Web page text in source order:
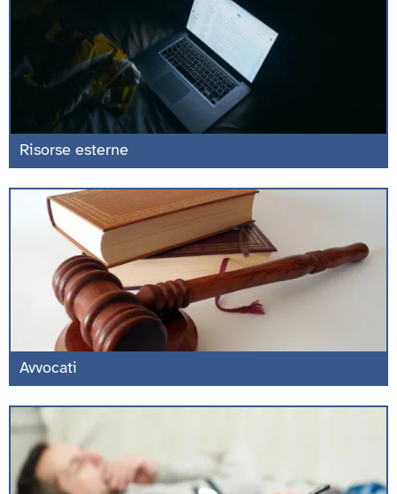
Risorse esterne
Avvocati